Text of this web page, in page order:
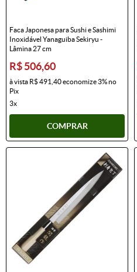
Faca Japonesa para Sushi e Sashimi
Inoxidável Yanaguiba Sekiryu -
Lâmina 27 cm
R$ 506,60
à vista R$ 491,40economize3%no
Pix
3x
COMPRAR